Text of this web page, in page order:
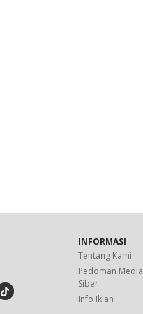
INFORMASI
Tentang Kami
Pedoman Media
Siber
Info Iklan